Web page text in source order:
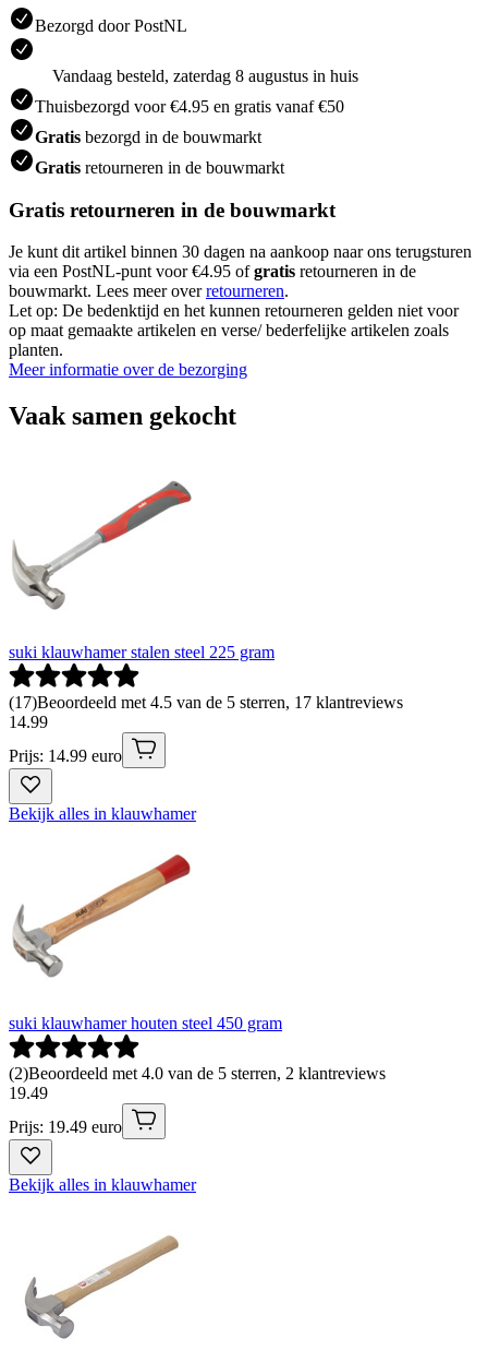
Bezorgd door PostNL
Vandaag besteld, zaterdag 8 augustus in huis
Thuisbezorgd voor €4.95 en gratis vanaf €50
Gratis bezorgd in de bouwmarkt
Gratis retourneren in de bouwmarkt
Gratis retourneren in de bouwmarkt
Je kunt dit artikel binnen 30 dagen na aankoop naar ons terugsturen
via een PostNL-punt voor €4.95 ofgratis retourneren in de
bouwmarkt. Lees meer overretourneren.
Let op: De bedenktijd en het kunnen retourneren gelden niet voor
op maat gemaakte artikelen en verse/ bederfelijke artikelen zoals
planten.
Meer informatie over de bezorging
Vaak samen gekocht
suki klauwhamer stalen steel 225 gram
(17)Beoordeeld met 4.5 van de 5 sterren, 17 klantreviews
14.99
Prijs: 14.99 euro
Bekijk alles in klauwhamer
suki klauwhamer houten steel 450 gram
(2)Beoordeeld met 4.0 van de 5 sterren, 2 klantreviews
19.49
Prijs: 19.49 euro
Bekijk alles in klauwhamer